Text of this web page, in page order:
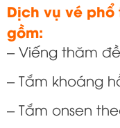
Dịch vụ vé phổ
gồm:
– Viếng thăm
– Tắm khoáng
– Tắm onsen